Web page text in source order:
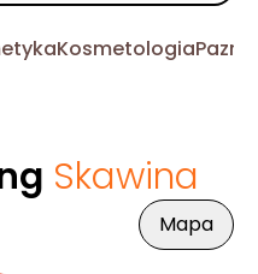
Kosmetologia
Skawina
Mapa